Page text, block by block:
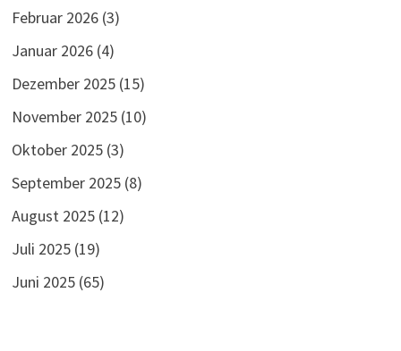
Februar 2026 (3)
Januar 2026 (4)
Dezember 2025 (15)
November 2025 (10)
Oktober 2025 (3)
September 2025 (8)
August 2025 (12)
Juli 2025 (19)
Juni 2025 (65)